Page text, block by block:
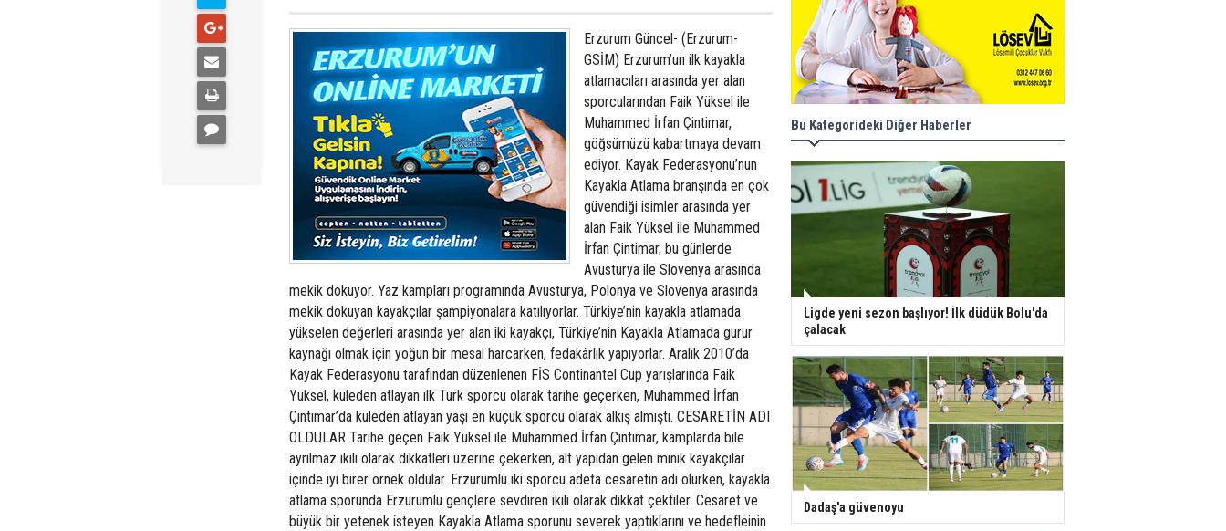
Erzurum Güncel- (Erzurum-
GSİM) Erzurum’un ilk kayakla
atlamacıları arasında yer alan
sporcularından Faik Yüksel ile
Muhammed İrfan Çintimar,
göğsümüzü kabartmaya devam
ediyor. Kayak Federasyonu’nun
Kayakla Atlama branşında en çok
güvendiği isimler arasında yer
alan Faik Yüksel ile Muhammed
İrfan Çintimar, bu günlerde
Avusturya ile Slovenya arasında
mekik dokuyor. Yaz kampları programında Avusturya, Polonya ve Slovenya arasında
mekik dokuyan kayakçılar şampiyonalara katılıyorlar. Türkiye’nin kayakla atlamada
yükselen değerleri arasında yer alan iki kayakçı, Türkiye’nin Kayakla Atlamada gurur
kaynağı olmak için yoğun bir mesai harcarken, fedakârlık yapıyorlar. Aralık 2010’da
Kayak Federasyonu tarafından düzenlenen FİS Continantel Cup yarışlarında Faik
Yüksel, kuleden atlayan ilk Türk sporcu olarak tarihe geçerken, Muhammed İrfan
Çintimar’da kuleden atlayan yaşı en küçük sporcu olarak alkış almıştı. CESARETİN ADI
OLDULAR Tarihe geçen Faik Yüksel ile Muhammed İrfan Çintimar, kamplarda bile
ayrılmaz ikili olarak dikkatleri üzerine çekerken, alt yapıdan gelen minik kayakçılar
içinde iyi birer örnek oldular. Erzurumlu iki sporcu adeta cesaretin adı olurken, kayakla
atlama sporunda Erzurumlu gençlere sevdiren ikili olarak dikkat çektiler. Cesaret ve
büyük bir yetenek isteyen Kayakla Atlama sporunu severek yaptıklarını ve hedefleinin
Bu Kategorideki Diğer Haberler
Ligde yeni sezon başlıyor! İlk düdük Bolu'da
çalacak
Dadaş'a güvenoyu